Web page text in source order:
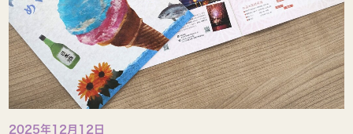
2025年12月12日